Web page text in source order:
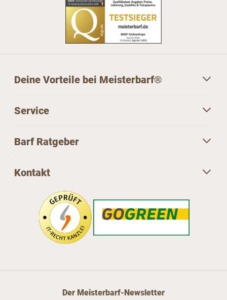
Deine Vorteile bei Meisterbarf®
Service
Barf Ratgeber
Kontakt
Der Meisterbarf-Newsletter